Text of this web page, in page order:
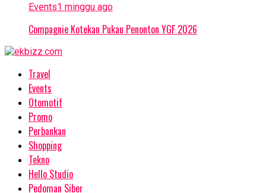
Events1 minggu ago
Compagnie Kotekan Pukau Penonton YGF 2026
Travel
Events
Otomotif
Promo
Perbankan
Shopping
Tekno
Hello Studio
Pedoman Siber